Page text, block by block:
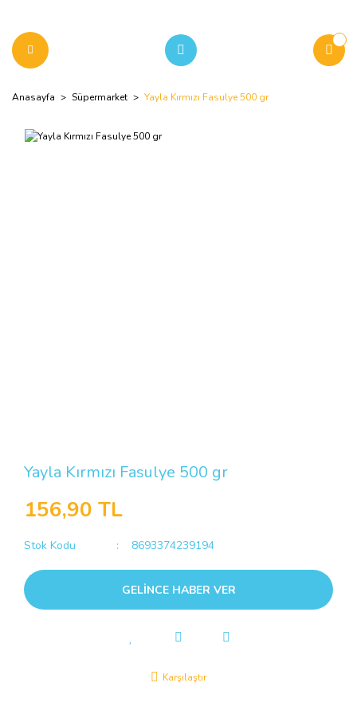
Anasayfa Süpermarket Yayla Kırmızı Fasulye 500 gr
Yayla Kırmızı Fasulye 500 gr
156,90 TL
Stok Kodu 8693374239194
GELİNCE HABER VER
Karşılaştır